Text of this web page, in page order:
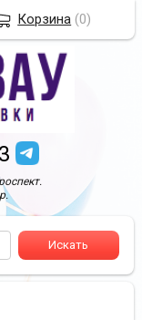
Корзина (0)